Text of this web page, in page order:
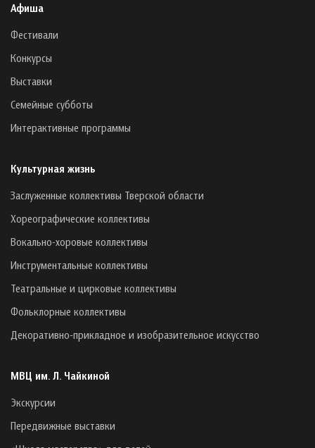
Афиша
Фестивали
Конкурсы
Выставки
Семейные субботы
Интерактивные программы
Культурная жизнь
Заслуженные коллективы Тверской области
Хореографические коллективы
Вокально-хоровые коллективы
Инструментальные коллективы
Театральные и цирковые коллективы
Фольклорные коллективы
Декоративно-прикладное и изобразительное искусство
МВЦ им. Л. Чайкиной
Экскурсии
Передвижные выставки